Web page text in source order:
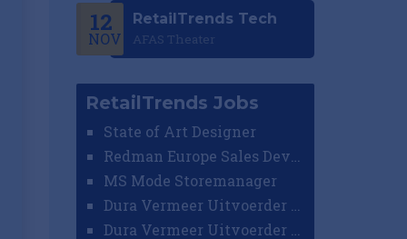
12
NOV
RetailTrends Tech
AFAS Theater
RetailTrends Jobs
State of Art Designer
MS Mode Storemanager